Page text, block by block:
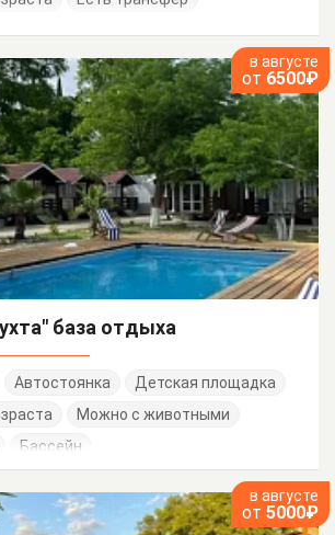
в августе
от 6500₽
база отдыха
Автостоянка
Детская площадка
Можно с животными
Бассейн
в августе
от 5000₽